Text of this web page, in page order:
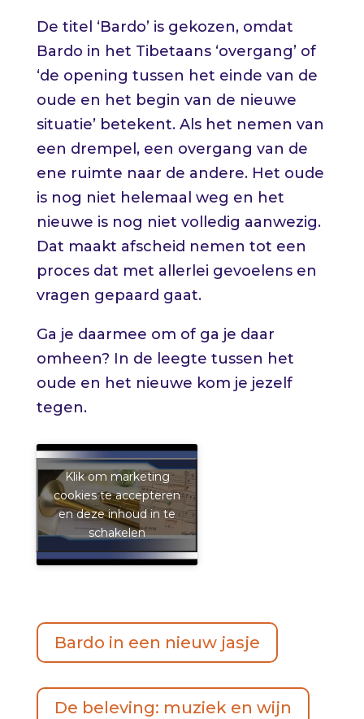
De titel ‘Bardo’ is gekozen, omdat
Bardo in het Tibetaans ‘overgang’ of
‘de opening tussen het einde van de
oude en het begin van de nieuwe
situatie’ betekent. Als het nemen van
een drempel, een overgang van de
ene ruimte naar de andere. Het oude
is nog niet helemaal weg en het
nieuwe is nog niet volledig aanwezig.
Dat maakt afscheid nemen tot een
proces dat met allerlei gevoelens en
vragen gepaard gaat.
Ga je daarmee om of ga je daar
omheen? In de leegte tussen het
oude en het nieuwe kom je jezelf
tegen.
Klik om marketing
cookies te accepteren
en deze inhoud in te
schakelen
Bardo in een nieuw jasje
De beleving: muziek en wijn